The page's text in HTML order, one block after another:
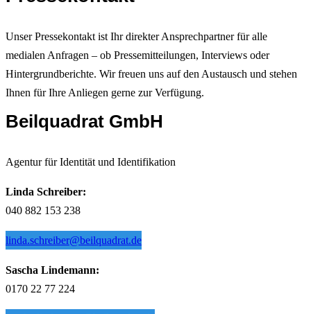
Unser Pressekontakt ist Ihr direkter Ansprechpartner für alle
medialen Anfragen – ob Pressemitteilungen, Interviews oder
Hintergrundberichte. Wir freuen uns auf den Austausch und stehen
Ihnen für Ihre Anliegen gerne zur Verfügung.
Beilquadrat GmbH
Agentur für Identität und Identifikation
Linda Schreiber:
040 882 153 238
linda.schreiber@beilquadrat.de
Sascha Lindemann:
0170 22 77 224